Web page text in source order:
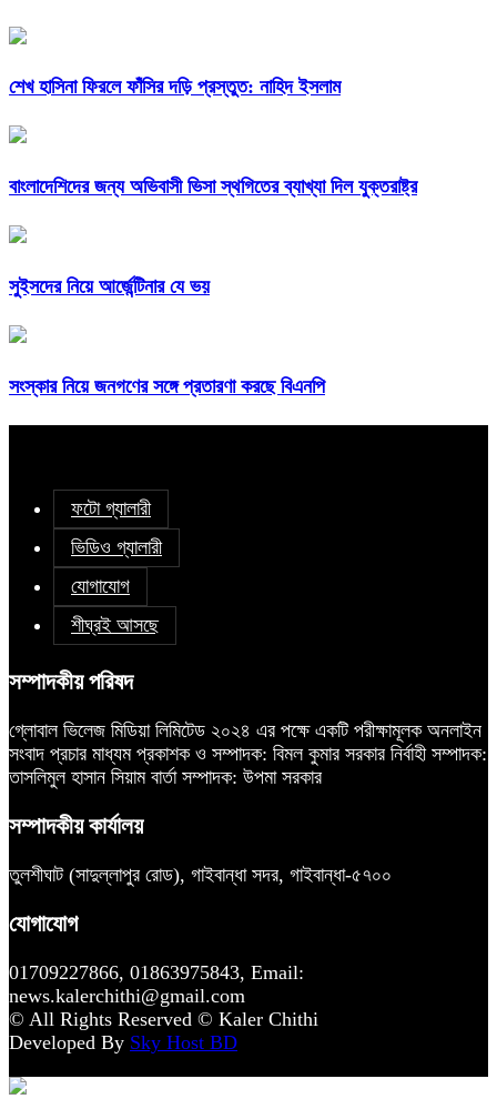
শেখ হাসিনা ফিরলে ফাঁসির দড়ি প্রস্তুত: নাহিদ ইসলাম
বাংলাদেশিদের জন্য অভিবাসী ভিসা স্থগিতের ব্যাখ্যা দিল যুক্তরাষ্ট্র
সুইসদের নিয়ে আর্জেন্টিনার যে ভয়
সংস্কার নিয়ে জনগণের সঙ্গে প্রতারণা করছে বিএনপি
ফটো গ্যালারী
ভিডিও গ্যালারী
যোগাযোগ
শীঘ্রই আসছে
সম্পাদকীয় পরিষদ
গ্লোবাল ভিলেজ মিডিয়া লিমিটেড ২০২৪ এর পক্ষে একটি পরীক্ষামূলক অনলাইন
সংবাদ প্রচার মাধ্যম প্রকাশক ও সম্পাদক: বিমল কুমার সরকার নির্বাহী সম্পাদক:
তাসলিমুল হাসান সিয়াম বার্তা সম্পাদক: উপমা সরকার
সম্পাদকীয় কার্যালয়
তুলশীঘাট (সাদুল্লাপুর রোড), গাইবান্ধা সদর, গাইবান্ধা-৫৭০০
যোগাযোগ
01709227866, 01863975843, Email:
news.kalerchithi@gmail.com
© All Rights Reserved © Kaler Chithi
Developed By Sky Host BD